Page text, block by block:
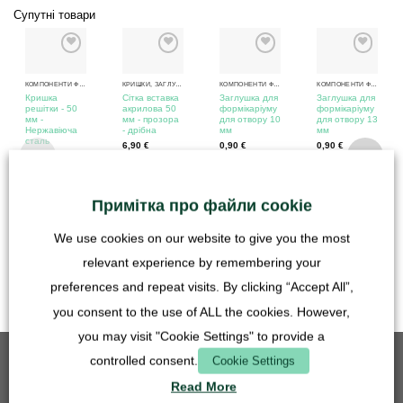
Супутні товари
КОМПОНЕНТИ ФОРМІКАРІЇВ
Кришка
решітки - 50
мм -
Нержавіюча
сталь
Німеччина 1-3
КРИШКИ, ЗАГЛУШКИ ТА ВСТАВКИ ДЛЯ РЕШІТОК
Сітка вставка
акрилова 50
мм - прозора
- дрібна
6,90 €
плюсВартість
КОМПОНЕНТИ ФОРМІКАРІЇВ
Заглушка для
формікаріуму
для отвору 10
мм
0,90 €
плюсВартість
КОМПОНЕНТИ ФОРМІКАРІЇВ
Заглушка для
формікаріуму
для отвору 13
мм
0,90€
Примітка про файли cookie
We use cookies on our website to give you the most
relevant experience by remembering your
preferences and repeat visits. By clicking “Accept All”,
you consent to the use of ALL the cookies. However,
you may visit "Cookie Settings" to provide a
controlled consent.
Cookie Settings
Read More